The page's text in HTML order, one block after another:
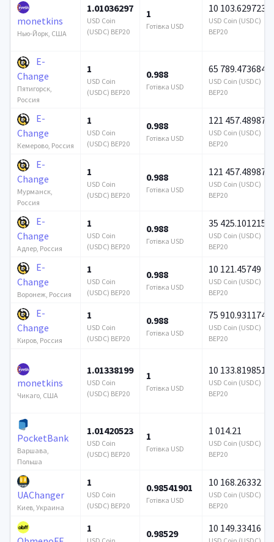
monetkins
Нью-Йорк, США
1.01036297
USD Coin
(USDC) BEP20
1
Готівка USD
10 103.629723
USD Coin (USDC)
BEP20
E-
Change
Пятигорск,
Россия
1
USD Coin
(USDC) BEP20
0.988
Готівка USD
65 789.473684
USD Coin (USDC)
BEP20
E-
Change
Кемерово, Россия
1
USD Coin
(USDC) BEP20
0.988
Готівка USD
121 457.489879
USD Coin (USDC)
BEP20
E-
Change
Мурманск,
Россия
1
USD Coin
(USDC) BEP20
0.988
Готівка USD
121 457.489879
USD Coin (USDC)
BEP20
E-
Change
Адлер, Россия
1
USD Coin
(USDC) BEP20
0.988
Готівка USD
35 425.101215
USD Coin (USDC)
BEP20
E-
Change
Воронеж, Россия
1
USD Coin
(USDC) BEP20
0.988
Готівка USD
10 121.45749
USD Coin (USDC)
BEP20
E-
Change
Киров, Россия
1
USD Coin
(USDC) BEP20
0.988
Готівка USD
75 910.931174
USD Coin (USDC)
BEP20
monetkins
Чикаго, США
1.01338199
USD Coin
(USDC) BEP20
1
Готівка USD
10 133.819851
USD Coin (USDC)
BEP20
PocketBank
Варшава,
Польша
1.01420523
USD Coin
(USDC) BEP20
1
Готівка USD
1 014.21
USD Coin (USDC)
BEP20
UAChanger
Киев, Украина
1
USD Coin
(USDC) BEP20
0.98541901
Готівка USD
10 168.26332
USD Coin (USDC)
BEP20
1 0.98529 10 149.33416